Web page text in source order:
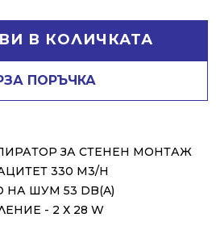
В КОЛИЧКАТА
ПОРЪЧКА
ЗА СТЕНЕН МОНТАЖ
330 M3/H
ШУМ 53 DB(A)
- 2 Х 28 W